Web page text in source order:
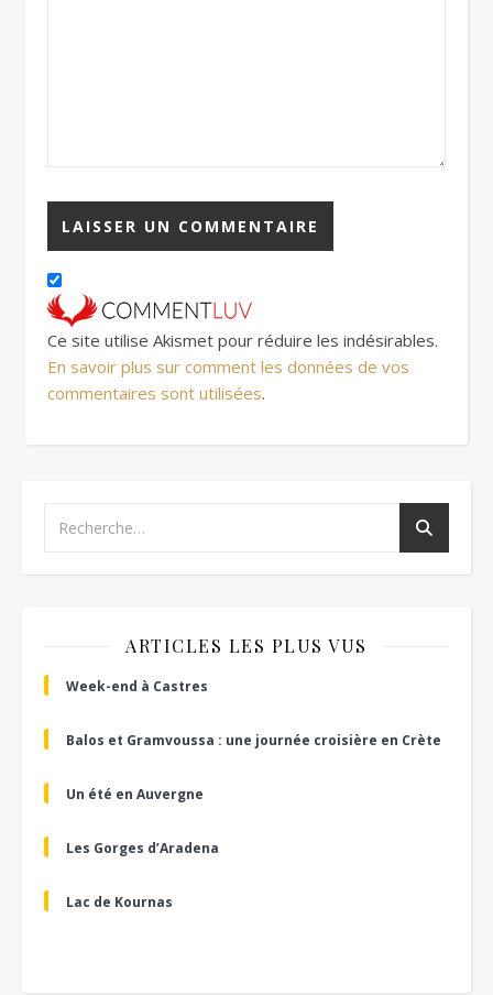
Ce site utilise Akismet pour réduire les indésirables.
En savoir plus sur comment les données de vos
commentaires sont utilisées.
ARTICLES LES PLUS VUS
Week-end à Castres
Balos et Gramvoussa : une journée croisière en Crète
Un été en Auvergne
Les Gorges d’Aradena
Lac de Kournas